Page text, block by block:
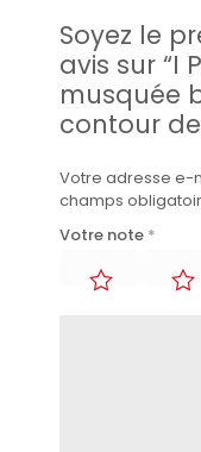
Soyez le
avis sur “I
musquée
contour
Votre adresse e-
champs
Votre note *